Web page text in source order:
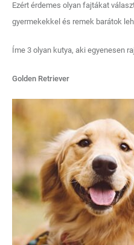
Ezért érdemes olyan fajtákat
gyermekekkel és remek barátok
Íme 3 olyan kutya, aki egyenesen
Golden Retriever